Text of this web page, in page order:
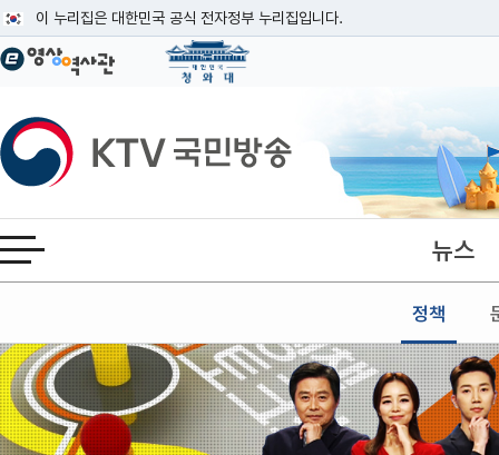
이 누리집은 대한민국 공식 전자정부 누리집입니다.
공식 누리집 주소 확인하기
이밖에 or.kr 또는 .kr등 다른 도메인 주소를 사용하고 있다면 아래 URL에서
운영중인 공식 누리집보기
KTV국민방송
전체메뉴 열기 뉴스
정책
본문